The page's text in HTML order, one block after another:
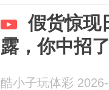
假货惊现
露，你中招
酷小子玩体彩